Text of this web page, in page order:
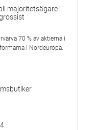
majoritetsägare i
70 % av aktierna i
i Nordeuropa.